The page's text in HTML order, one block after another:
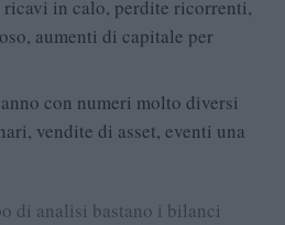
ricavi in calo, perdite ricorrenti,
aumenti di capitale per
con numeri molto diversi
vendite di asset, eventi una
di analisi bastano i bilanci